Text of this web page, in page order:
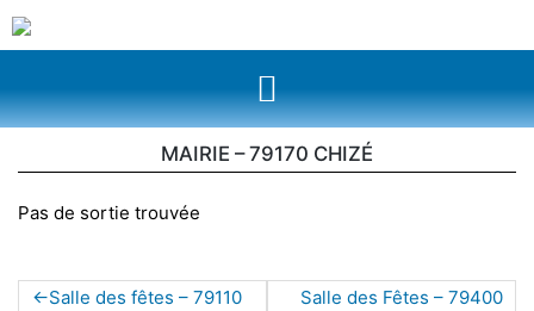
MAIRIE – 79170 CHIZÉ
Pas de sortie trouvée
Salle des fêtes – 79110
Salle des Fêtes – 79400